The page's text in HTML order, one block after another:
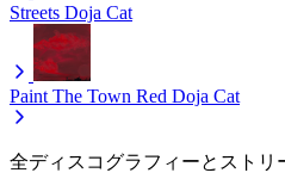
Streets Doja Cat
Paint The Town Red Doja Cat
全ディスコグラフィーとスト